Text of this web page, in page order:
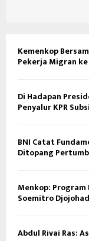
Kemenkop
Pekerja Migran ke
Di Hadapan
Penyalur KPR
BNI Catat
Ditopang
Menkop: Program
Soemitro
Abdul Rivai Ras: